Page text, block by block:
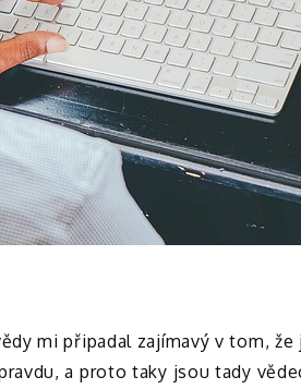
mi připadal zajímavý v tom,
a proto taky jsou tady